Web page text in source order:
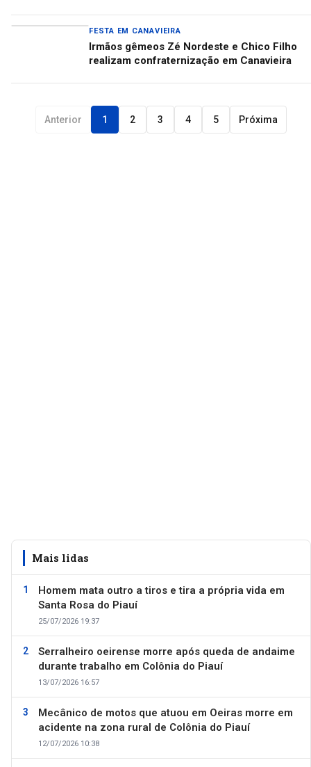
FESTA EM CANAVIEIRA
Irmãos gêmeos Zé Nordeste e Chico Filho
realizam confraternização em Canavieira
Anterior 1 2 3 4 5 Próxima
Mais lidas
Homem mata outro a tiros e tira a própria vida em
Santa Rosa do Piauí
25/07/2026 19:37
Serralheiro oeirense morre após queda de andaime
durante trabalho em Colônia do Piauí
13/07/2026 16:57
Mecânico de motos que atuou em Oeiras morre em
acidente na zona rural de Colônia do Piauí
12/07/2026 10:38